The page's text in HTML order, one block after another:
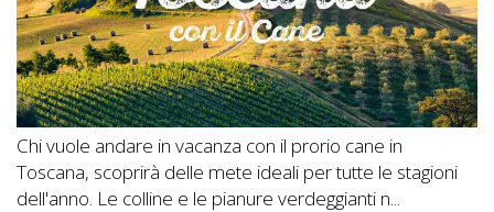
Chi vuole andare in vacanza con il prorio cane in
Toscana, scoprirà delle mete ideali per tutte le stagioni
dell'anno. Le colline e le pianure verdeggianti n...